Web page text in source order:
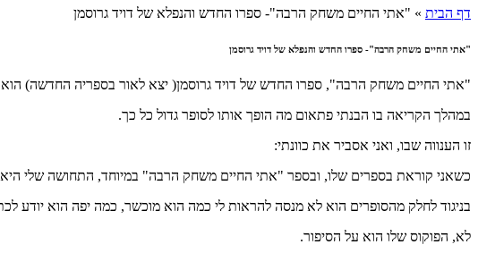
דף הבית » "אתי החיים משחק הרבה"- ספרו החדש והנפלא של דויד גרוסמן
"אתי החיים משחק הרבה"- ספרו החדש והנפלא של דויד גרוסמן
"אתי החיים משחק הרבה", ספרו החדש של דויד גרוסמן( יצא לאור בספריה החדשה)
במהלך הקריאה בו הבנתי פתאום מה הופך אותו לסופר גדול כל כך.
זו הענווה שבו, ואני אסביר את כוונתי:
כשאני קוראת בספרים שלו, ובספר "אתי החיים משחק הרבה" במיוחד, התחושה שלי היא
בניגוד לחלק מהסופרים הוא לא מנסה להראות לי כמה הוא מוכשר, כמה יפה הוא יודע
לא, הפוקוס שלו הוא על הסיפור.